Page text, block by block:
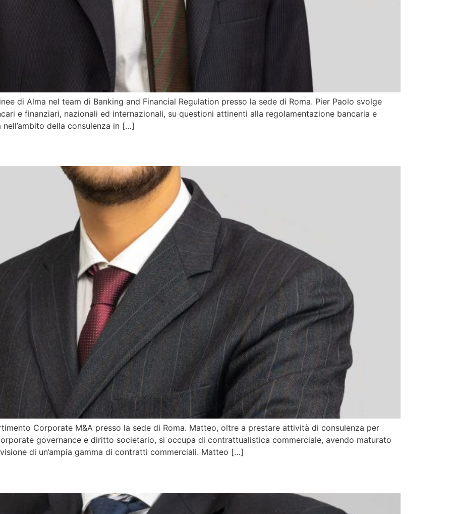
di Alma nel team di Banking and Financial Regulation presso la sede di Roma. Pier Paolo svolge
e finanziari, nazionali ed internazionali, su questioni attinenti alla regolamentazione bancaria e
della consulenza in […]
Corporate M&A presso la sede di Roma. Matteo, oltre a prestare attività di consulenza per
governance e diritto societario, si occupa di contrattualistica commerciale, avendo maturato
di un’ampia gamma di contratti commerciali. Matteo […]